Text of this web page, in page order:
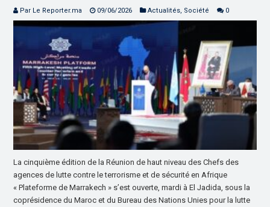
Par Le Reporter.ma 09/06/2026 Actualités, Société 0
La cinquième édition de la Réunion de haut niveau des Chefs des
agences de lutte contre le terrorisme et de sécurité en Afrique
« Plateforme de Marrakech » s’est ouverte, mardi à El Jadida, sous la
coprésidence du Maroc et du Bureau des Nations Unies pour la lutte